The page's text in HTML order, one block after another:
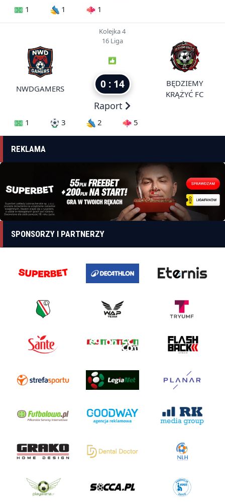
1 1 1
NWDGAMERS
Kolejka 4
16 Liga
0 : 14
Raport
BĘDZIEMY
KRĄŻYĆ FC
1 3 2 5
REKLAMA
SPONSORZY I PARTNERZY